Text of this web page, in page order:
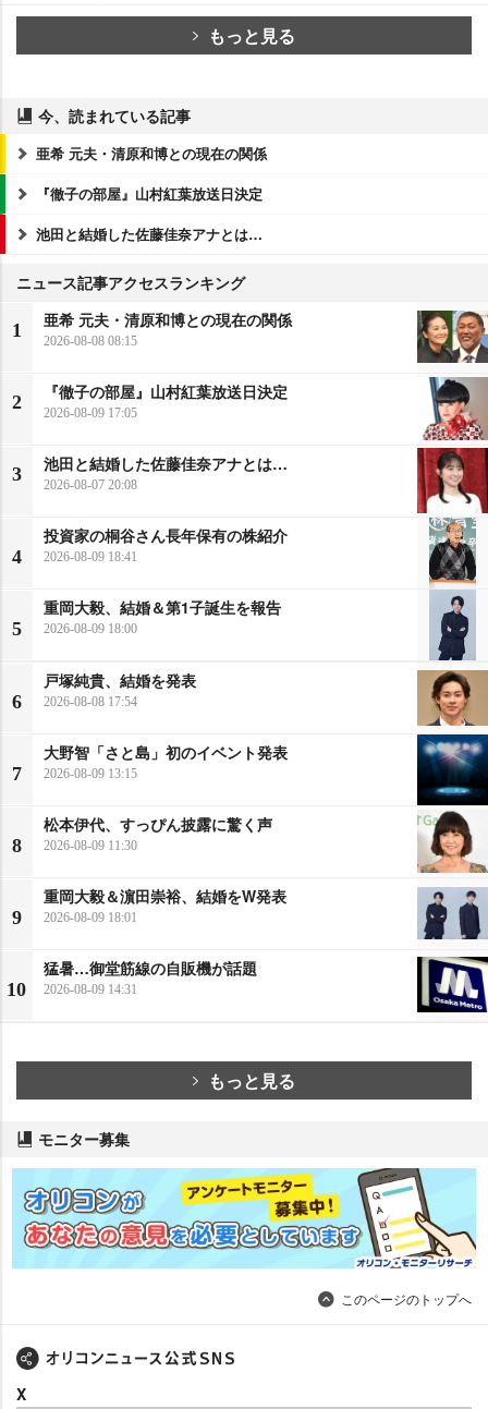
もっと見る
今、読まれている記事
亜希 元夫・清原和博との現在の関係
『徹子の部屋』山村紅葉放送日決定
池田と結婚した佐藤佳奈アナとは…
ニュース記事アクセスランキング
1
亜希 元夫・清原和博との現在の関係
2026-08-08 08:15
2
『徹子の部屋』山村紅葉放送日決定
2026-08-09 17:05
3
池田と結婚した佐藤佳奈アナとは…
2026-08-07 20:08
4
投資家の桐谷さん長年保有の株紹介
2026-08-09 18:41
5
重岡大毅、結婚＆第1子誕生を報告
2026-08-09 18:00
6
戸塚純貴、結婚を発表
2026-08-08 17:54
7
大野智「さと島」初のイベント発表
2026-08-09 13:15
8
松本伊代、すっぴん披露に驚く声
2026-08-09 11:30
9
重岡大毅＆濵田崇裕、結婚をW発表
2026-08-09 18:01
10
猛暑…御堂筋線の自販機が話題
2026-08-09 14:31
もっと見る
モニター募集
このページのトップへ
X